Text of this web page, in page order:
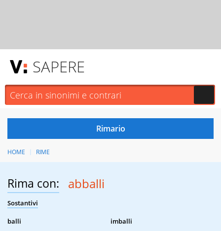
SAPERE
HOME RIME
Rima con: abballi
Sostantivi
balli
imballi